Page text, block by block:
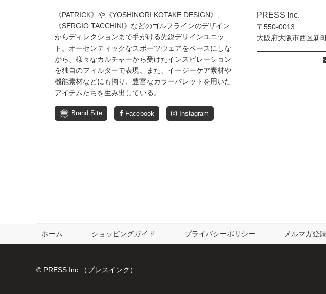
《PATRICK》や《YOSHINORI KOTAKE DESIGN》、
《SERGIO TACCHINI》などのゴルフラインのデザイン
からディレクションまで手がける先鋭デザインユニッ
ト。オーセンティックなスポーツウェアをベースにしな
がら、様々なカルチャーから受けたインスピレーション
を独自のフィルターで表現。また、イージーケア素材や
機能素材などにも拘り、豊富なカラーパレットを用いた
アイテムたちを生み出している。
Brand Site Facebook Instagram
PRESS Inc.
〒550-0013
大阪府大阪市西区新
ホーム ショッピングガイド プライバシーポリシー メルマガ登
© PRESS Inc.（プレスインク）